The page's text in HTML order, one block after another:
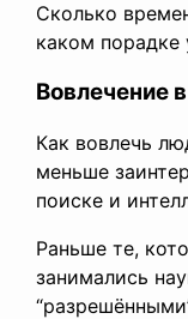
Сколько
каком порадке
Вовлечение
Как вовлечь
меньше
поиске и
Раньше те,
занимались